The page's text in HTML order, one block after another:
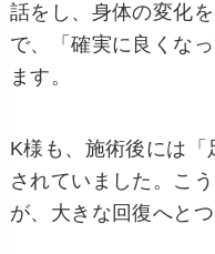
話をし、身体の変化
で、「確実に良くな
ます。
K様も、施術後には
されていました。こ
が、大きな回復へと